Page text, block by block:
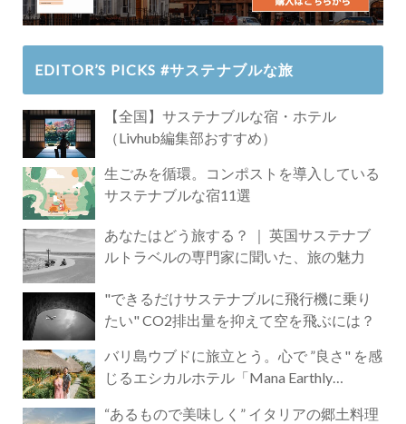
EDITOR’S PICKS #サステナブルな旅
【全国】サステナブルな宿・ホテル
（Livhub編集部おすすめ）
生ごみを循環。コンポストを導入している
サステナブルな宿11選
あなたはどう旅する？ ｜ 英国サステナブ
ルトラベルの専門家に聞いた、旅の魅力
"できるだけサステナブルに飛行機に乗り
たい" CO2排出量を抑えて空を飛ぶには？
バリ島ウブドに旅立とう。心で ”良さ" を感
じるエシカルホテル「Mana Earthly
“あるもので美味しく” イタリアの郷土料理